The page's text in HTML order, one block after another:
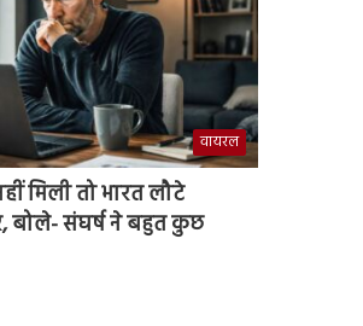
वायरल
मिली तो भारत लौटे
बोले- संघर्ष ने बहुत कुछ